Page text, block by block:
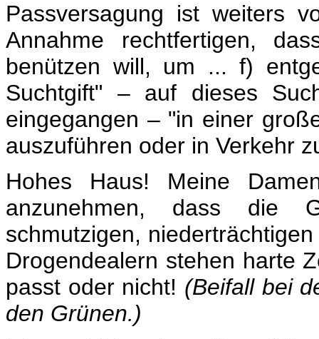
Passversagung ist weiters
Annahme rechtfertigen,
benützen will, um ... f)
Suchtgift" – auf dieses
eingegangen – "in einer
auszuführen oder in Verkehr
Hohes Haus! Meine
anzunehmen, dass die
schmutzigen,
Drogendealern stehen harte
passt oder nicht! (Beifall bei
den Grünen.)